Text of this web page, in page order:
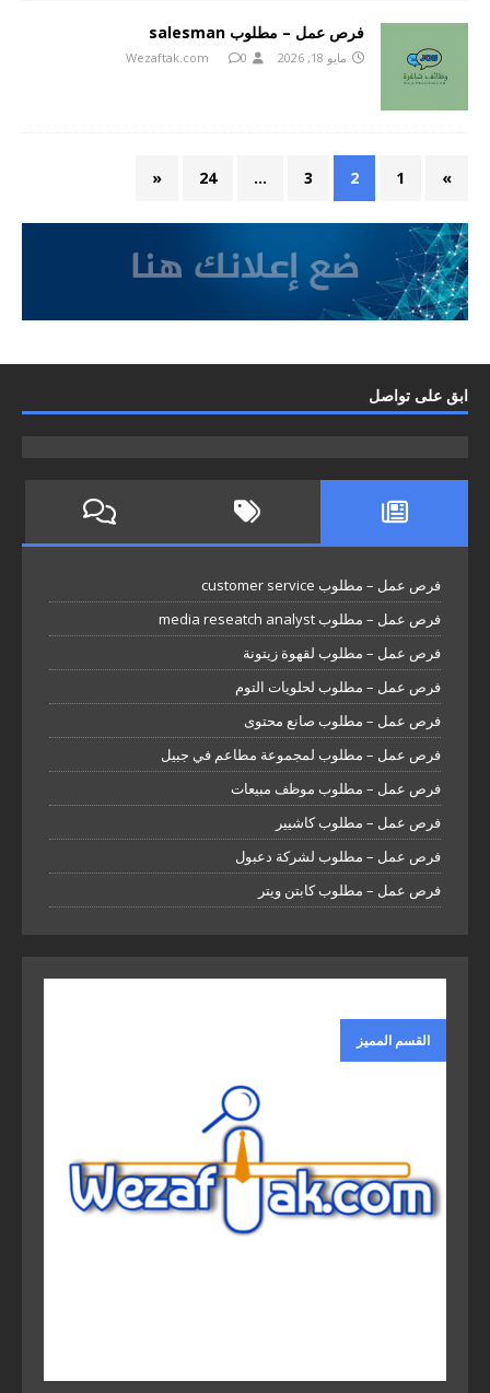
فرص عمل – مطلوب salesman
مايو 18, 2026 Wezaftak.com 0
»
1
2
3
…
24
«
ابق على تواصل
فرص عمل – مطلوب customer service
فرص عمل – مطلوب media reseatch analyst
فرص عمل – مطلوب لقهوة زيتونة
فرص عمل – مطلوب لحلويات التوم
فرص عمل – مطلوب صانع محتوى
فرص عمل – مطلوب لمجموعة مطاعم في جبيل
فرص عمل – مطلوب موظف مبيعات
فرص عمل – مطلوب كاشيير
فرص عمل – مطلوب لشركة دعبول
فرص عمل – مطلوب كابتن ويتر
القسم المميز